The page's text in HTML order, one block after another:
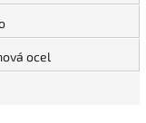
ocel